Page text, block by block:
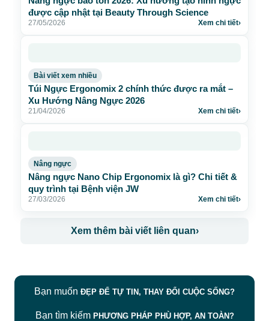
được cập nhật tại Beauty Through Science
27/05/2026 Xem chi tiết›
Bài viết xem nhiều
Túi Ngực Ergonomix 2 chính thức được ra mắt –
Xu Hướng Nâng Ngực 2026
21/04/2026 Xem chi tiết›
Nâng ngực
Nâng ngực Nano Chip Ergonomix là gì? Chi tiết &
quy trình tại Bệnh viện JW
27/03/2026 Xem chi tiết›
Xem thêm bài viết liên quan›
Bạn muốn ĐẸP ĐỂ TỰ TIN, THAY ĐỔI CUỘC SỐNG?
Bạn tìm kiếm PHƯƠNG PHÁP PHÙ HỢP, AN TOÀN?